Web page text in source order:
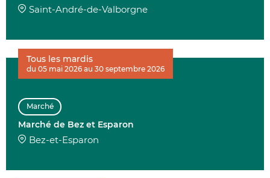
Saint-André-de-Valborgne
Marché
Marché de Bez et Esparon
Bez-et-Esparon
Tous les mardis
du 05 mai 2026 au 30 septembre 2026